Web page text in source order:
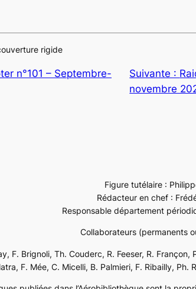
rigide
n°101 – Septembre-
Suivante :
novembre
Figure tutélaire :
Rédacteur en chef :
Responsable département
Collaborateurs (permanents
F. Brignoli, Th. Couderc, R. Feeser, R.
F. Mée, C. Micelli, B. Palmieri, F. Ribailly,